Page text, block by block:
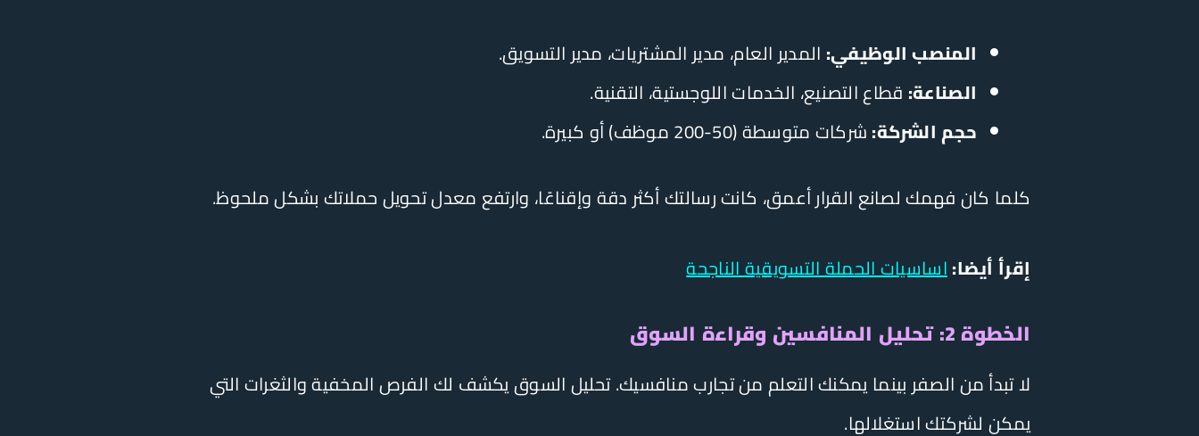
المنصب الوظيفي: المدير العام، مدير المشتريات، مدير التسويق.
الصناعة: قطاع التصنيع، الخدمات اللوجستية، التقنية.
حجم الشركة:شركات متوسطة (50-200 موظف) أو كبيرة.
كلما كان فهمك لصانع القرار أعمق، كانت رسالتك أكثر دقة وإقناعًا، وارتفع معدل تحويل حملاتك بشكل ملحوظ.
إقرأ أيضا:اساسيات الحملة التسويقية الناجحة
الخطوة 2: تحليل المنافسين وقراءة السوق
لا تبدأ من الصفر بينما يمكنك التعلم من تجارب منافسيك. تحليل السوق يكشف لك الفرص المخفية والثغرات التي
يمكن لشركتك استغلالها.